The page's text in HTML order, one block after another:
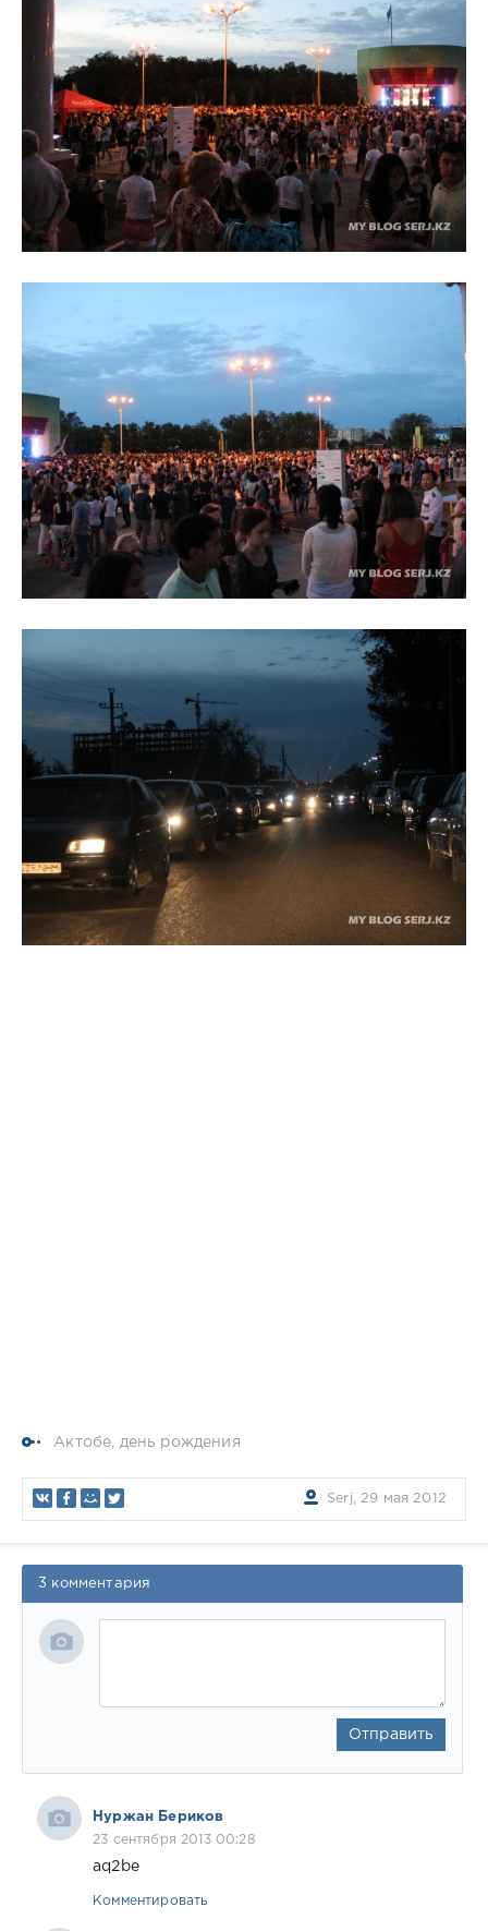
Актобе день рождения
Serj, 29 мая 2012
3 комментария
Отправить
Нуржан Бериков
23 сентября 2013 00:28
aq2be
Комментировать